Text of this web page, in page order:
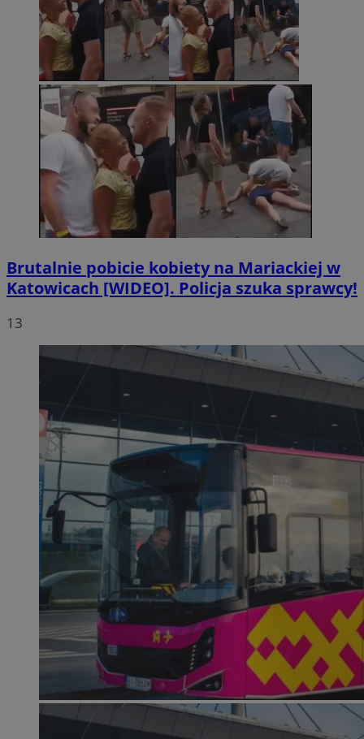
Brutalnie pobicie kobiety na Mariackiej w
Katowicach [WIDEO]. Policja szuka sprawcy!
13